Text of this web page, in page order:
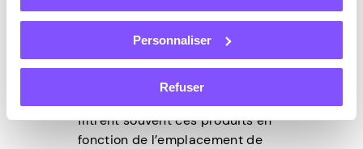
Personnaliser
Refuser
en utilisant un VPN.
Produits Amazon :Amazon prend en
charge la vente et la livraison de
produits dans plus de 100 pays à
filtrent souvent ces produits en
fonction de l’emplacement de